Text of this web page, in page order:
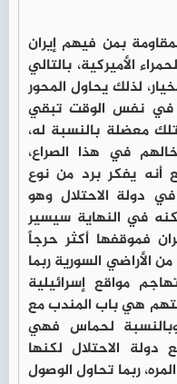
بمن فيهم إيران
الأميركية، بالتالي
لذلك يحاول المحور
في نفس الوقت تبقي
معضلة بالنسبة له،
في هذا الصراع،
أنه يفكر برد من نوع
دولة الاحتلال وهو
في النهاية سيسير
فموقفها أكثر حرجاً
الأراضي السورية ربما
مواقع إسرائيلية
هي باب المندب مع
لحماس فهي
الاحتلال لكنها
ربما تحاول الوصول